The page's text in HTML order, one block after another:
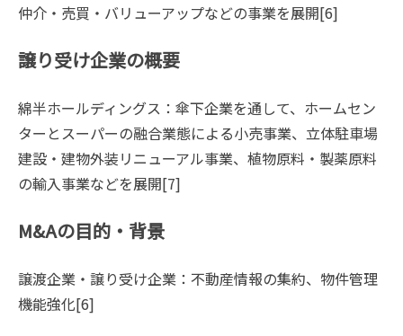
仲介・売買・バリューアップなどの事業を展開[6]
譲り受け企業の概要
綿半ホールディングス：傘下企業を通して、ホームセン
ターとスーパーの融合業態による小売事業、立体駐車場
建設・建物外装リニューアル事業、植物原料・製薬原料
の輸入事業などを展開[7]
M&Aの目的・背景
譲渡企業・譲り受け企業：不動産情報の集約、物件管理
機能強化[6]